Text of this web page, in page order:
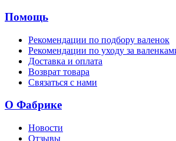
Помощь
Рекомендации по подбору валенок
Рекомендации по уходу за
Доставка и оплата
Возврат товара
Связаться с нами
О Фабрике
Новости
Отзывы